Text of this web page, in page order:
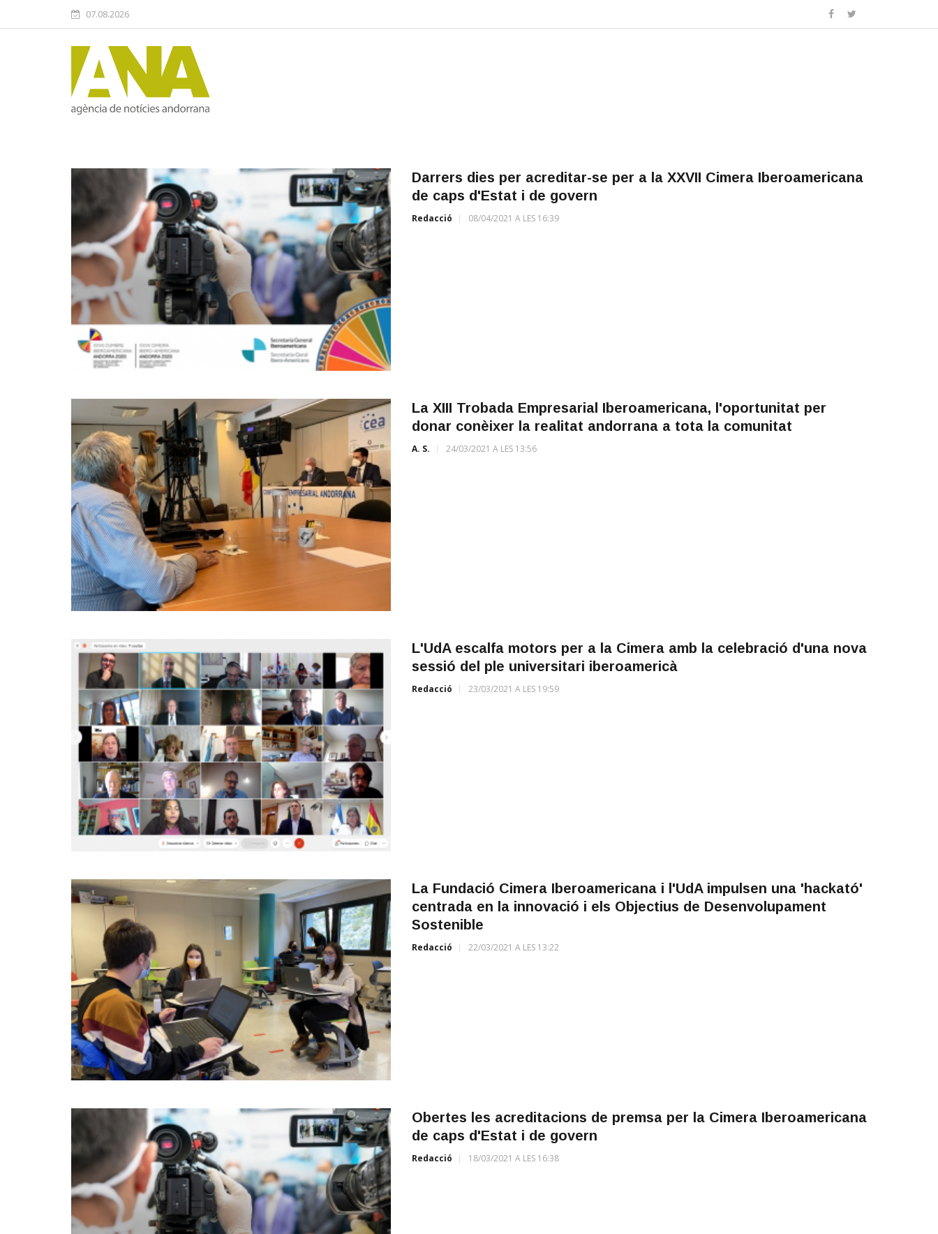
07.08.2026
Darrers dies per acreditar-se per a la XXVII Cimera Iberoamericana
de caps d'Estat i de govern
Redacció 08/04/2021 A LES 16:39
La XIII Trobada Empresarial Iberoamericana, l'oportunitat per
donar conèixer la realitat andorrana a tota la comunitat
A. S. 24/03/2021 A LES 13:56
L'UdA escalfa motors per a la Cimera amb la celebració d'una nova
sessió del ple universitari iberoamericà
Redacció 23/03/2021 A LES 19:59
La Fundació Cimera Iberoamericana i l'UdA impulsen una 'hackató'
centrada en la innovació i els Objectius de Desenvolupament
Sostenible
Redacció 22/03/2021 A LES 13:22
Obertes les acreditacions de premsa per la Cimera Iberoamericana
de caps d'Estat i de govern
Redacció 18/03/2021 A LES 16:38